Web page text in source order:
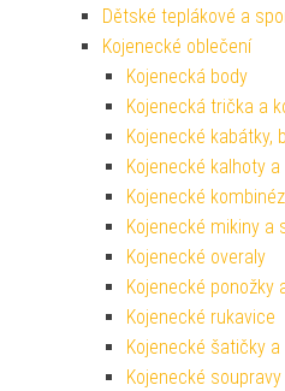
Dětské teplákové a
Kojenecké oblečení
Kojenecká body
Kojenecká trička a
Kojenecké kabátky,
Kojenecké kalhoty
Kojenecké
Kojenecké mikiny a
Kojenecké overaly
Kojenecké ponožky
Kojenecké rukavice
Kojenecké šatičky a
Kojenecké soupravy